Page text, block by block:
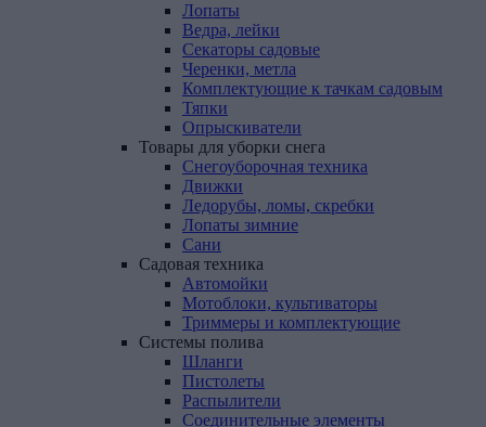
Лопаты
Ведра, лейки
Секаторы садовые
Черенки, метла
Комплектующие к тачкам садовым
Тяпки
Опрыскиватели
Товары для уборки снега
Снегоуборочная техника
Движки
Ледорубы, ломы, скребки
Лопаты зимние
Сани
Садовая техника
Автомойки
Мотоблоки, культиваторы
Триммеры и комплектующие
Системы полива
Шланги
Пистолеты
Распылители
Соединительные элементы